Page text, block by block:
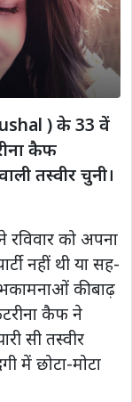
) के 33 वें
कैफ
तस्वीर चुनी।
को अपना
नहीं थी या सह-
की बाढ़
कैफ ने
सी तस्वीर
में छोटा-मोटा